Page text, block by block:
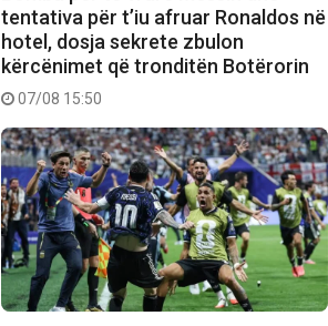
tentativa për t’iu afruar Ronaldos në
hotel, dosja sekrete zbulon
kërcënimet që tronditën Botërorin
07/08 15:50